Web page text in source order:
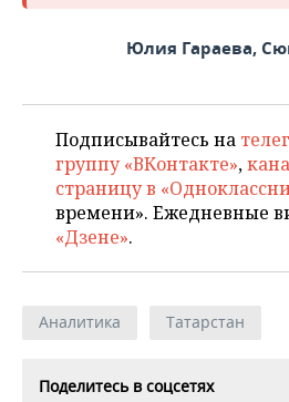
Юлия Гараева,
Подписывайтесь на
группу «ВКонтакте»,
страницу в
времени». Ежедневные
«Дзене».
Аналитика Татарстан
Поделитесь в соцсетях